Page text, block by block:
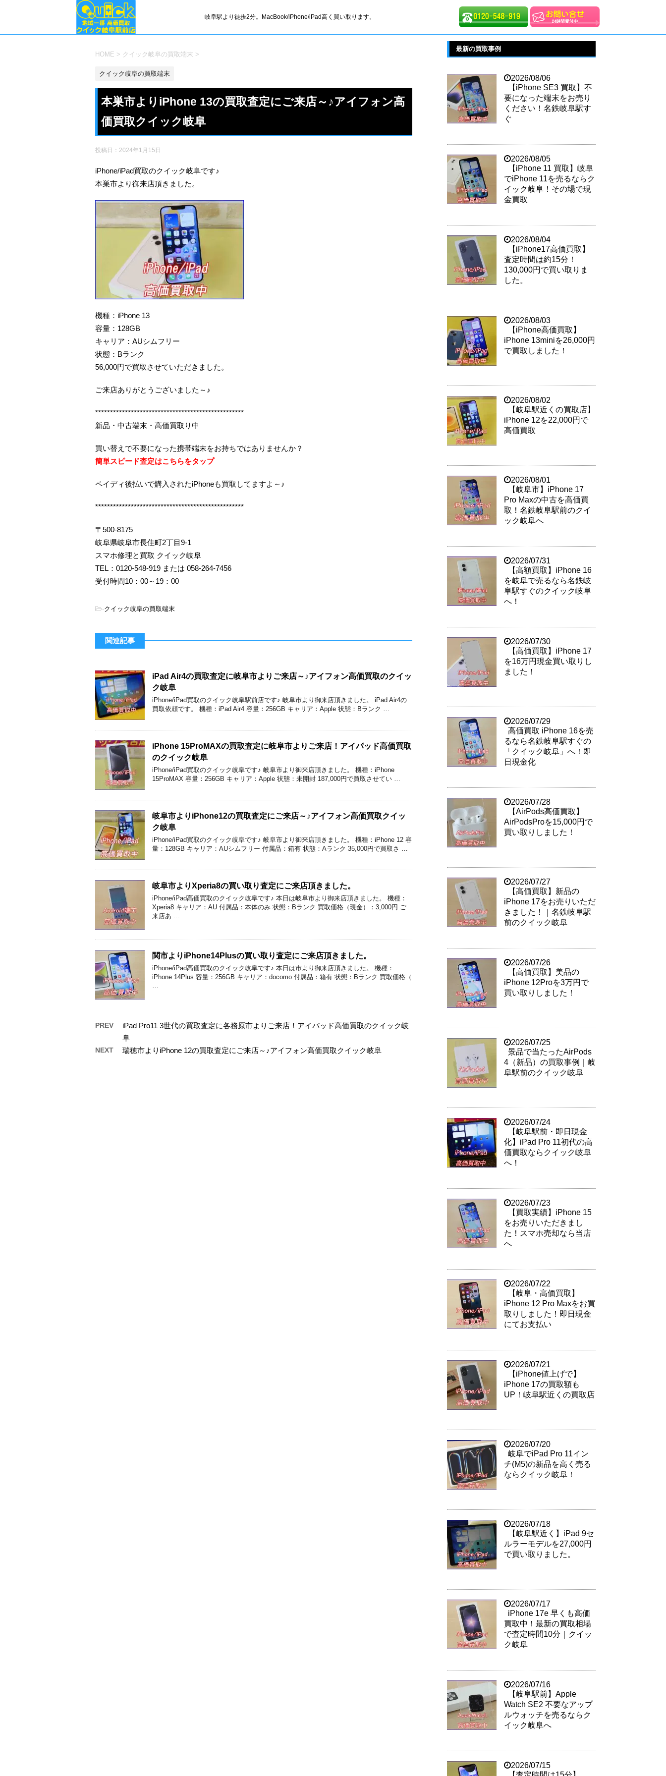
岐阜駅より徒歩2分。MacBook/iPhone/iPad高く買い取ります。
HOME > クイック岐阜の買取端末 >
クイック岐阜の買取端末
本巣市よりiPhone 13の買取査定にご来店～♪アイフォン高
価買取クイック岐阜
投稿日： 2024年1月15日
iPhone/iPad買取のクイック岐阜です♪
本巣市より御来店頂きました。
機種：iPhone 13
容量：128GB
キャリア：AUシムフリー
状態：Bランク
56,000円で買取させていただきました。
ご来店ありがとうございました～♪
**************************************************
新品・中古端末・高価買取り中
買い替えで不要になった携帯端末をお持ちではありませんか？
簡単スピード査定はこちらをタップ
ペイディ後払いで購入されたiPhoneも買取してますよ～♪
**************************************************
〒500-8175
岐阜県岐阜市長住町2丁目9-1
スマホ修理と買取 クイック岐阜
TEL：0120-548-919 または 058-264-7456
受付時間10：00～19：00
-クイック岐阜の買取端末
関連記事
iPad Air4の買取査定に岐阜市よりご来店～♪アイフォン高価買取のクイッ
ク岐阜
iPhone/iPad買取のクイック岐阜駅前店です♪ 岐阜市より御来店頂きました。 iPad Air4の
買取依頼です。 機種：iPad Air4 容量：256GB キャリア：Apple 状態：Bランク …
iPhone 15ProMAXの買取査定に岐阜市よりご来店！アイパッド高価買取
のクイック岐阜
iPhone/iPad買取のクイック岐阜です♪ 岐阜市より御来店頂きました。 機種：iPhone
15ProMAX 容量：256GB キャリア：Apple 状態：未開封 187,000円で買取させてい …
岐阜市よりiPhone12の買取査定にご来店～♪アイフォン高価買取クイッ
ク岐阜
iPhone/iPad買取のクイック岐阜です♪ 岐阜市より御来店頂きました。 機種：iPhone 12 容
量：128GB キャリア：AUシムフリー 付属品：箱有 状態：Aランク 35,000円で買取さ …
岐阜市よりXperia8の買い取り査定にご来店頂きました。
iPhone/iPad高価買取のクイック岐阜です♪ 本日は岐阜市より御来店頂きました。 機種：
Xperia8 キャリア：AU 付属品：本体のみ 状態：Bランク 買取価格（現金）：3,000円 ご
来店あ …
関市よりiPhone14Plusの買い取り査定にご来店頂きました。
iPhone/iPad高価買取のクイック岐阜です♪ 本日は市より御来店頂きました。 機種：
iPhone 14Plus 容量：256GB キャリア：docomo 付属品：箱有 状態：Bランク 買取価格（
…
PREV
iPad Pro11 3世代の買取査定に各務原市よりご来店！アイパッド高価買取のクイック岐
阜
NEXT 瑞穂市よりiPhone 12の買取査定にご来店～♪アイフォン高価買取クイック岐阜
最新の買取事例
2026/08/06
【iPhone SE3 買取】不
要になった端末をお売り
ください！名鉄岐阜駅す
ぐ
2026/08/05
【iPhone 11 買取】岐阜
でiPhone 11を売るならク
イック岐阜！その場で現
金買取
2026/08/04
【iPhone17高価買取】
査定時間は約15分！
130,000円で買い取りま
した。
2026/08/03
【iPhone高価買取】
iPhone 13miniを26,000円
で買取しました！
2026/08/02
【岐阜駅近くの買取店】
iPhone 12を22,000円で
高価買取
2026/08/01
【岐阜市】iPhone 17
Pro Maxの中古を高価買
取！名鉄岐阜駅前のクイ
ック岐阜へ
2026/07/31
【高額買取】iPhone 16
を岐阜で売るなら名鉄岐
阜駅すぐのクイック岐阜
へ！
2026/07/30
【高価買取】iPhone 17
を16万円現金買い取りし
ました！
2026/07/29
高価買取 iPhone 16を売
るなら名鉄岐阜駅すぐの
「クイック岐阜」へ！即
日現金化
2026/07/28
【AirPods高価買取】
AirPodsProを15,000円で
買い取りしました！
2026/07/27
【高価買取】新品の
iPhone 17をお売りいただ
きました！｜名鉄岐阜駅
前のクイック岐阜
2026/07/26
【高価買取】美品の
iPhone 12Proを3万円で
買い取りしました！
2026/07/25
景品で当たったAirPods
4（新品）の買取事例｜岐
阜駅前のクイック岐阜
2026/07/24
【岐阜駅前・即日現金
化】iPad Pro 11初代の高
価買取ならクイック岐阜
へ！
2026/07/23
【買取実績】iPhone 15
をお売りいただきまし
た！スマホ売却なら当店
へ
2026/07/22
【岐阜・高価買取】
iPhone 12 Pro Maxをお買
取りしました！即日現金
にてお支払い
2026/07/21
【iPhone値上げで】
iPhone 17の買取額も
UP！岐阜駅近くの買取店
2026/07/20
岐阜でiPad Pro 11イン
チ(M5)の新品を高く売る
ならクイック岐阜！
2026/07/18
【岐阜駅近く】iPad 9セ
ルラーモデルを27,000円
で買い取りました。
2026/07/17
iPhone 17e 早くも高価
買取中！最新の買取相場
で査定時間10分｜クイッ
ク岐阜
2026/07/16
【岐阜駅前】Apple
Watch SE2 不要なアップ
ルウォッチを売るならク
イック岐阜へ
2026/07/15